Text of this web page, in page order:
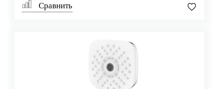
Сравнить